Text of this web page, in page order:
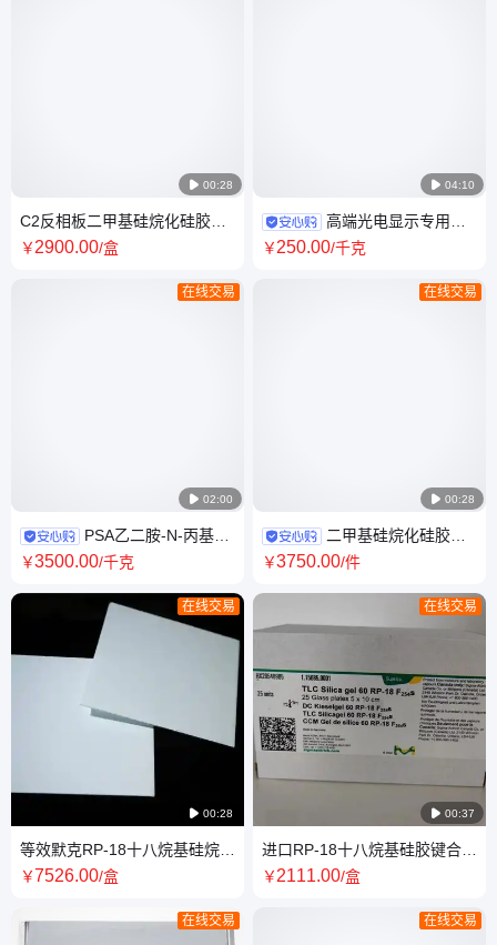
 00:28
C2反相板二甲基硅烷化硅胶薄
层板10*20cm无荧光聚维酮K30
￥2900.00/盒
 02:00
在线交易
PSA乙二胺-N-丙基键
合硅胶SPE固相萃取填料 邦凯
￥3500.00/千克
 00:28
在线交易
等效默克RP-18十八烷基硅烷键
合硅胶薄层板C18反相板
￥7526.00/盒
在线交易
 04:10
高端光电显示专用硅
基色谱填料邦凯硅胶国产化替
￥250.00/千克
 00:28
在线交易
二甲基硅烷化硅胶薄
层板C2反相板F254聚维酮K30
￥3750.00/件
 00:37
在线交易
进口RP-18十八烷基硅胶键合硅
胶板C18反相板5*10cm25片每
￥2111.00/盒
在线交易